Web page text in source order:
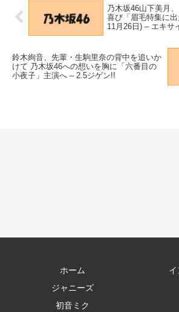
乃木坂46山下美月
喜び「眉毛特集に
11月26日) – エキサ
鈴木絢音、先輩・生駒里奈の背中を追いか
けて 乃木坂46への想いを胸に「六番目の
小夜子」主演へ – 2.5ジゲン!!
ホーム
ジャニーズ
初音ミク